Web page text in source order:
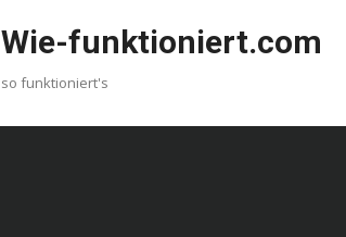
Wie-funktioniert.com
so funktioniert's